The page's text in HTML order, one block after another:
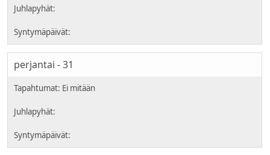
perjantai - 31